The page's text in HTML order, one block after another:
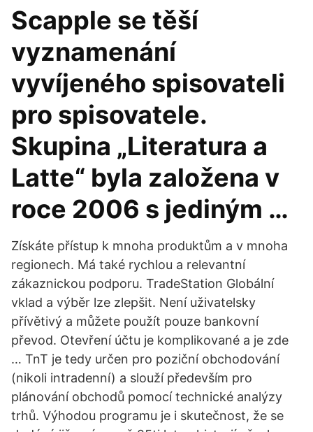
Scapple se těší
vyznamenání
vyvíjeného spisovateli
pro spisovatele.
Skupina „Literatura a
Latte“ byla založena v
roce 2006 s jediným …
Získáte přístup k mnoha produktům a v mnoha
regionech. Má také rychlou a relevantní
zákaznickou podporu. TradeStation Globální
vklad a výběr lze zlepšit. Není uživatelsky
přívětivý a můžete použít pouze bankovní
převod. Otevření účtu je komplikované a je zde
… TnT je tedy určen pro poziční obchodování
(nikoli intradenní) a slouží především pro
plánování obchodů pomocí technické analýzy
trhů. Výhodou programu je i skutečnost, že se